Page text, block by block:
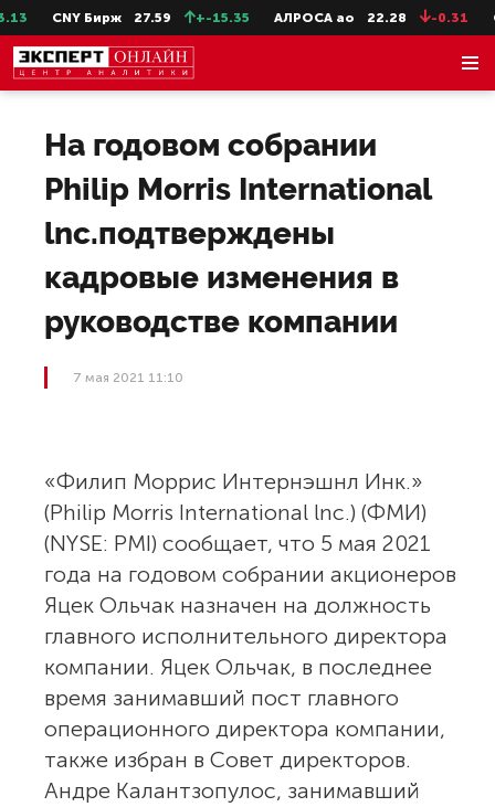
CNY Бирж 27.59 +-15.35 АЛРОСА ао 22.28 -0.31
На годовом собрании
Philip Morris International
lnc.подтверждены
кадровые изменения в
руководстве компании
7 мая 2021 11:10
«Филип Моррис Интернэшнл Инк.»
(Philip Morris International lnc.) (ФМИ)
(NYSE: PMI) сообщает, что 5 мая 2021
года на годовом собрании акционеров
Яцек Ольчак назначен на должность
главного исполнительного директора
компании. Яцек Ольчак, в последнее
время занимавший пост главного
операционного директора компании,
также избран в Совет директоров.
Андре Калантзопулос, занимавший